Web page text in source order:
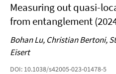
Measuring out quasi-
from entanglement
Bohan Lu, Christian Bertoni,
Eisert
DOI: 10.1038/s42005-023-01478-5